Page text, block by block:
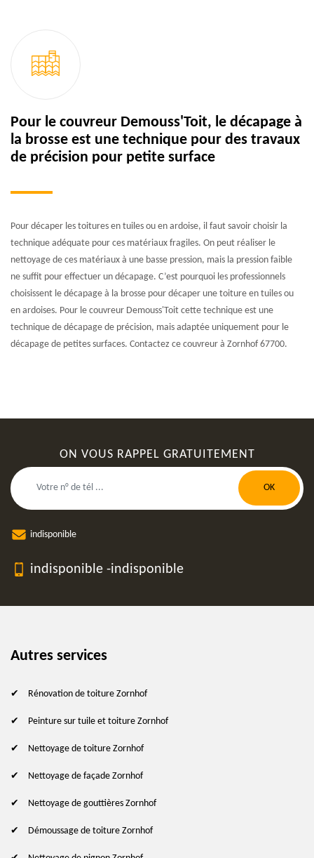
Pour le couvreur Demouss'Toit, le décapage à
la brosse est une technique pour des travaux
de précision pour petite surface
Pour décaper les toitures en tuiles ou en ardoise, il faut savoir choisir la
technique adéquate pour ces matériaux fragiles. On peut réaliser le
nettoyage de ces matériaux à une basse pression, mais la pression faible
ne suffit pour effectuer un décapage. C’est pourquoi les professionnels
choisissent le décapage à la brosse pour décaper une toiture en tuiles ou
en ardoises. Pour le couvreur Demouss'Toit cette technique est une
technique de décapage de précision, mais adaptée uniquement pour le
décapage de petites surfaces. Contactez ce couvreur à Zornhof 67700.
ON VOUS RAPPEL GRATUITEMENT
indisponible
indisponible -indisponible
Autres services
Rénovation de toiture Zornhof
Peinture sur tuile et toiture Zornhof
Nettoyage de toiture Zornhof
Nettoyage de façade Zornhof
Nettoyage de gouttières Zornhof
Démoussage de toiture Zornhof